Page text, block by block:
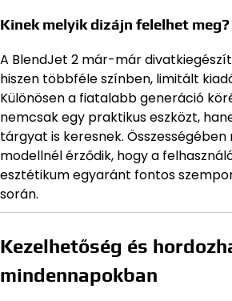
Kinek melyik dizájn felelhet meg?
A BlendJet 2 már-már
hiszen többféle színben, limitált
Különösen a fiatalabb generáció
nemcsak egy praktikus eszközt,
tárgyat is keresnek.
modellnél érződik, hogy a
esztétikum egyaránt fontos
során.
Kezelhetőség és
mindennapokban